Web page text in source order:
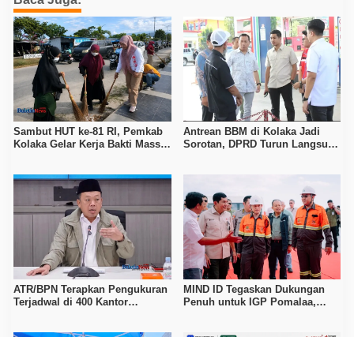
Sambut HUT ke-81 RI, Pemkab
Kolaka Gelar Kerja Bakti Massal
Antrean BBM di Kolaka Jadi
Sorotan, DPRD Turun Langsung
ATR/BPN Terapkan Pengukuran
Terjadwal di 400 Kantor
MIND ID Tegaskan Dukungan
Penuh untuk IGP Pomalaa,